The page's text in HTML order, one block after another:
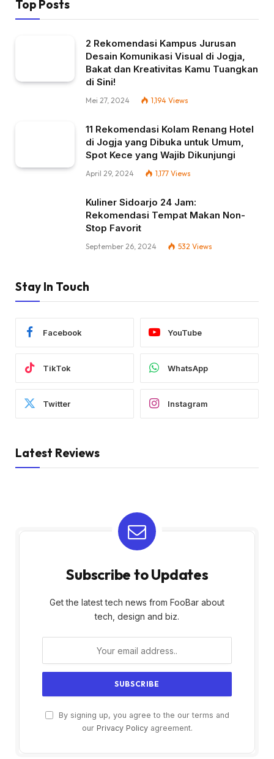
Top Posts
2 Rekomendasi Kampus Jurusan
Desain Komunikasi Visual di Jogja,
Bakat dan Kreativitas Kamu Tuangkan
di Sini!
Mei 27, 2024 1,194 Views
11 Rekomendasi Kolam Renang Hotel
di Jogja yang Dibuka untuk Umum,
Spot Kece yang Wajib Dikunjungi
April 29, 2024 1,177 Views
Kuliner Sidoarjo 24 Jam:
Rekomendasi Tempat Makan Non-
Stop Favorit
September 26, 2024 532 Views
Stay In Touch
Facebook YouTube
TikTok WhatsApp
Twitter Instagram
Latest Reviews
Subscribe to Updates
Get the latest tech news from FooBar about
tech, design and biz.
By signing up, you agree to the our terms and
our Privacy Policyagreement.